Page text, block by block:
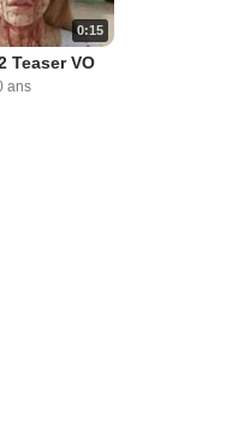
0:15
Teaser VO
ans